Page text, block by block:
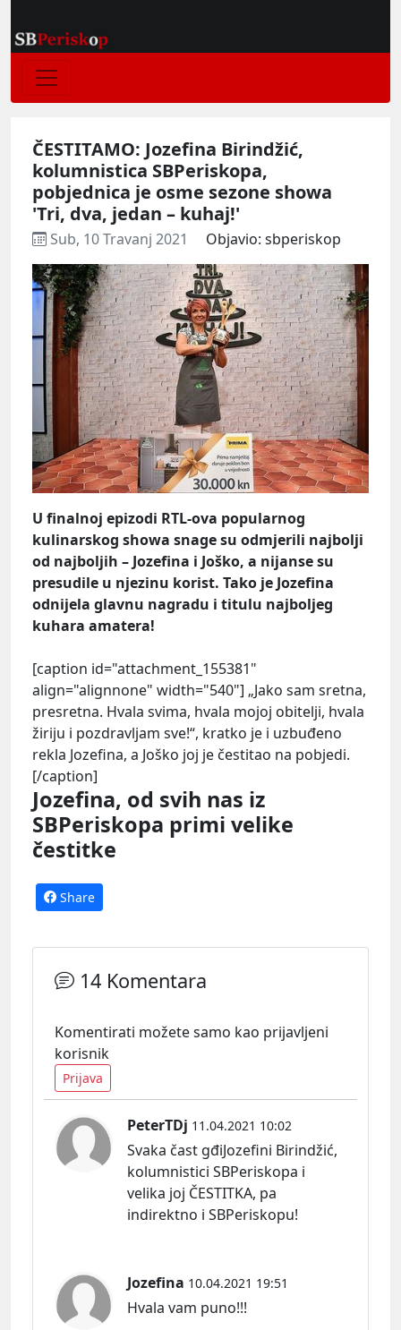
ČESTITAMO: Jozefina Birindžić,
kolumnistica SBPeriskopa,
pobjednica je osme sezone showa
'Tri, dva, jedan – kuhaj!'
Sub, 10 Travanj 2021 Objavio: sbperiskop
U finalnoj epizodi RTL-ova popularnog
kulinarskog showa snage su odmjerili najbolji
od najboljih – Jozefina i Joško, a nijanse su
presudile u njezinu korist. Tako je Jozefina
odnijela glavnu nagradu i titulu najboljeg
kuhara amatera!
[caption id="attachment_155381"
align="alignnone" width="540"] „Jako sam sretna,
presretna. Hvala svima, hvala mojoj obitelji, hvala
žiriju i pozdravljam sve!“, kratko je i uzbuđeno
rekla Jozefina, a Joško joj je čestitao na pobjedi.
[/caption]
Jozefina, od svih nas iz
SBPeriskopa primi velike
čestitke
Share
14 Komentara
Komentirati možete samo kao prijavljeni
korisnik
Prijava
PeterTDj 11.04.2021 10:02
Svaka čast gđiJozefini Birindžić,
kolumnistici SBPeriskopa i
velika joj ČESTITKA, pa
indirektno i SBPeriskopu!
Jozefina 10.04.2021 19:51
Hvala vam puno!!!